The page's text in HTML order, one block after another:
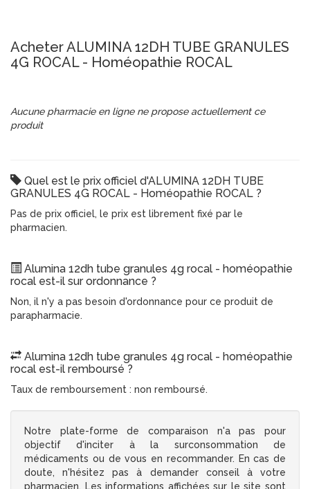
Acheter ALUMINA 12DH TUBE GRANULES
4G ROCAL - Homéopathie ROCAL
Aucune pharmacie en ligne ne propose actuellement ce
produit
Quel est le prix officiel d'ALUMINA 12DH TUBE
GRANULES 4G ROCAL - Homéopathie ROCAL ?
Pas de prix officiel, le prix est librement fixé par le
pharmacien.
Alumina 12dh tube granules 4g rocal - homéopathie
rocal est-il sur ordonnance ?
Non, il n'y a pas besoin d'ordonnance pour ce produit de
parapharmacie.
Alumina 12dh tube granules 4g rocal - homéopathie
rocal est-il remboursé ?
Taux de remboursement : non remboursé.
Notre plate-forme de comparaison n'a pas pour
objectif d'inciter à la surconsommation de
médicaments ou de vous en recommander. En cas de
doute, n'hésitez pas à demander conseil à votre
pharmacien. Les informations affichées sur le site sont